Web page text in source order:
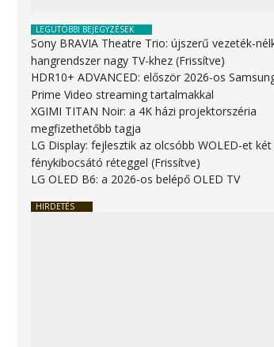
LEGUTÓBBI BEJEGYZÉSEK
Sony BRAVIA Theatre Trio: újszerű vezeték-
hangrendszer nagy TV-khez (Frissítve)
HDR10+ ADVANCED: először 2026-os
Prime Video streaming tartalmakkal
XGIMI TITAN Noir: a 4K házi projektorszéria
megfizethetőbb tagja
LG Display: fejlesztik az olcsóbb WOLED-et két
fénykibocsátó réteggel (Frissítve)
LG OLED B6: a 2026-os belépő OLED TV
HIRDETÉS